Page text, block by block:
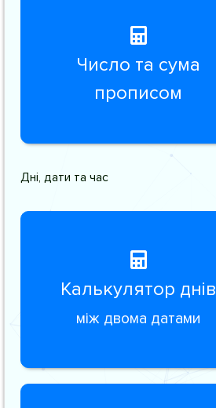
Число та сума
прописом
Дні, дати та час
Калькулятор днів
між двома датами